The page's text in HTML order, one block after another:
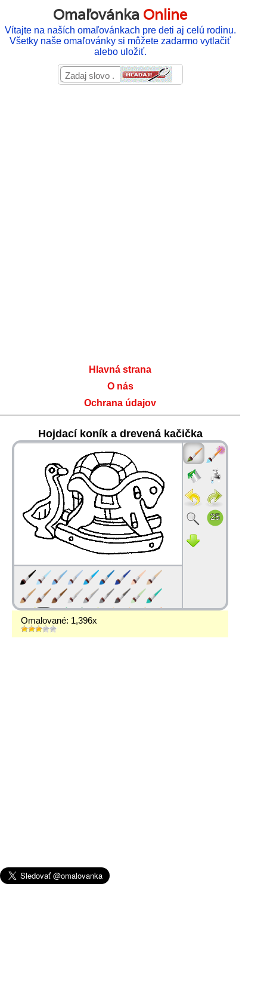
Omaľovánka Online
Vítajte na naších omaľovánkach pre deti aj celú rodinu.
Všetky naše omaľovánky si môžete zadarmo vytlačiť
alebo uložiť.
Hlavná strana
O nás
Ochrana údajov
Hojdací koník a drevená kačička
Omalované: 1,396x